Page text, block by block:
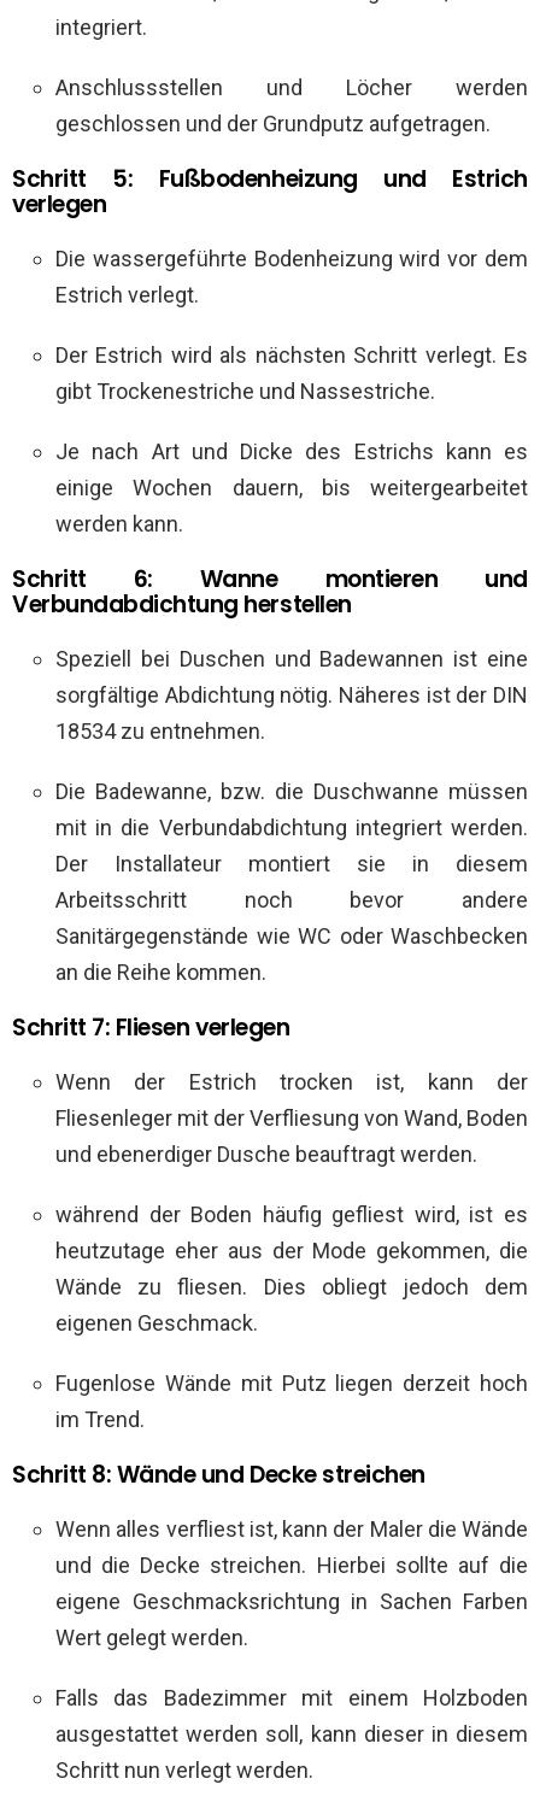
integriert.
Anschlussstellen und Löcher werden
geschlossen und der Grundputz aufgetragen.
Schritt 5: Fußbodenheizung und Estrich
verlegen
Die wassergeführte Bodenheizung wird vor dem
Estrich verlegt.
Der Estrich wird als nächsten Schritt verlegt. Es
gibt Trockenestriche und Nassestriche.
Je nach Art und Dicke des Estrichs kann es
einige Wochen dauern, bis weitergearbeitet
werden kann.
Schritt 6: Wanne montieren und
Verbundabdichtung herstellen
Speziell bei Duschen und Badewannen ist eine
sorgfältige Abdichtung nötig. Näheres ist der DIN
18534 zu entnehmen.
Die Badewanne, bzw. die Duschwanne müssen
mit in die Verbundabdichtung integriert werden.
Der Installateur montiert sie in diesem
Arbeitsschritt noch bevor andere
Sanitärgegenstände wie WC oder Waschbecken
an die Reihe kommen.
Schritt 7: Fliesen verlegen
Wenn der Estrich trocken ist, kann der
Fliesenleger mit der Verfliesung von Wand, Boden
und ebenerdiger Dusche beauftragt werden.
während der Boden häufig gefliest wird, ist es
heutzutage eher aus der Mode gekommen, die
Wände zu fliesen. Dies obliegt jedoch dem
eigenen Geschmack.
Fugenlose Wände mit Putz liegen derzeit hoch
im Trend.
Schritt 8: Wände und Decke streichen
Wenn alles verfliest ist, kann der Maler die Wände
und die Decke streichen. Hierbei sollte auf die
eigene Geschmacksrichtung in Sachen Farben
Wert gelegt werden.
Falls das Badezimmer mit einem Holzboden
ausgestattet werden soll, kann dieser in diesem
Schritt nun verlegt werden.